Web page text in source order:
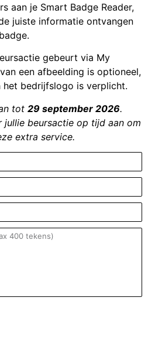
aan je Smart Badge Reader,
juiste informatie ontvangen
gebeurt via My
een afbeelding is optioneel,
het bedrijfslogo is verplicht.
tot 29 september 2026.
beursactie op tijd aan om
extra service.